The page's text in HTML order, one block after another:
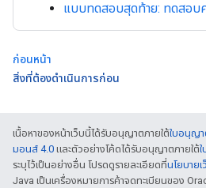
แบบทดสอบสุดท้าย: ทดสอบ
ก่อนหน้า
สิ่งที่ต้องดำเนินการก่อน
เนื้อหาของหน้าเว็บนี้ได้รับอนุญาตภายใต้ใบอนุญ
มอนส์ 4.0 และตัวอย่างโค้ดได้รับอนุญาตภายใต้
ระบุไว้เป็นอย่างอื่น โปรดดูรายละเอียดที่นโยบาย
Java เป็นเครื่องหมายการค้าจดทะเบียนของ